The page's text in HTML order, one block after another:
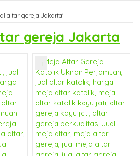
altar gereja Jakarta'
gereja Jakarta